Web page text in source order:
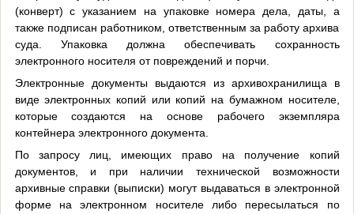
(конверт) с указанием на упаковке номера дела, даты, а
также подписан работником, ответственным за работу архива
суда. Упаковка должна обеспечивать сохранность
электронного носителя от повреждений и порчи.
Электронные документы выдаются из архивохранилища в
виде электронных копий или копий на бумажном носителе,
которые создаются на основе рабочего экземпляра
контейнера электронного документа.
По запросу лиц, имеющих право на получение копий
документов, и при наличии технической возможности
архивные справки (выписки) могут выдаваться в электронной
форме на электронном носителе либо пересылаться по